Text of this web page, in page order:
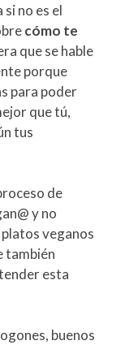
no es el
cómo te
que se hable
porque
para poder
que tú,
tus
de
y no
veganos
también
esta
buenos